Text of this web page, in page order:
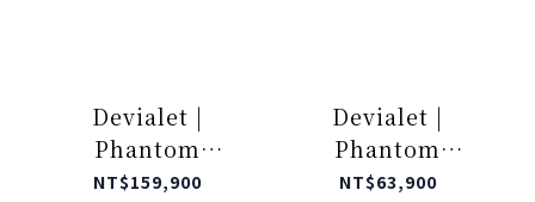
Devialet |
Phantom
Ultimate 108 dB
NT$159,900
Devialet |
Phantom
Ultimate 98 dB
NT$63,900